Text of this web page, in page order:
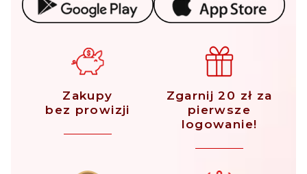
Zakupy
bez prowizji
Zgarnij 20 zł za
pierwsze
logowanie!